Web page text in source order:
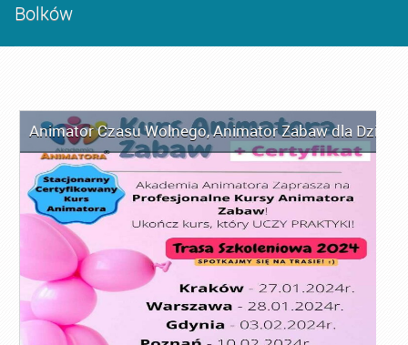
Bolków
Animator Czasu Wolnego,Animator Zabaw dla Dzieci